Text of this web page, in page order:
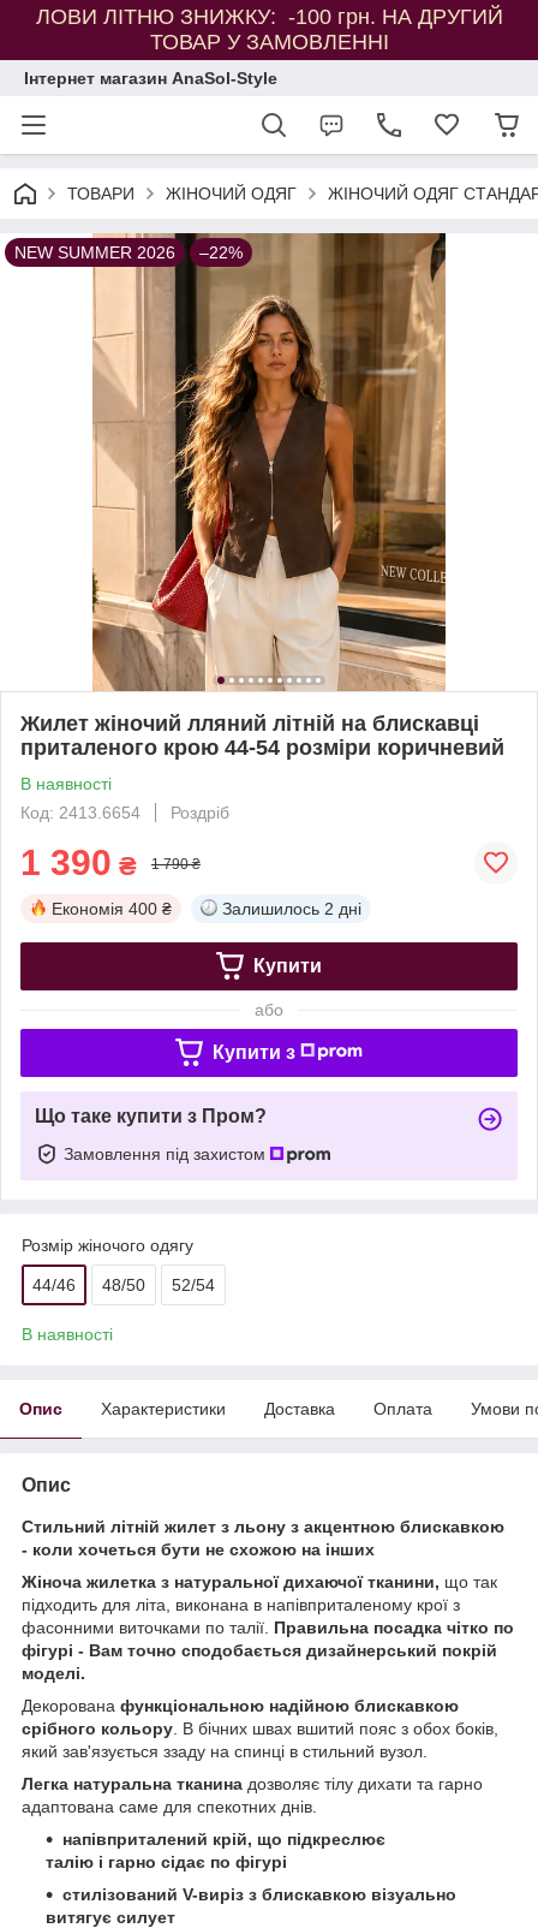
ЛОВИ ЛІТНЮ ЗНИЖКУ: -100 грн. НА ДРУГИЙ
ТОВАР У ЗАМОВЛЕННІ
Інтернет магазин AnaSol-Style
ТОВАРИ ЖІНОЧИЙ ОДЯГ ЖІНОЧИЙ ОДЯГ
NEW SUMMER 2026 –22%
Жилет жіночий лляний літній на блискавці
приталеного крою 44-54 розміри коричневий
В наявності
Код: 2413.6654
Роздріб
1 390 ₴ 1 790 ₴
Економія 400 ₴ Залишилось 2 дні
Купити
або
Купити з
Що таке купити з Пром?
Замовлення під захистом
Розмір жіночого одягу
44/46 48/50 52/54
В наявності
Опис Характеристики Доставка Оплата Умови
Опис
Стильний літній жилет з льону з акцентною блискавкою
- коли хочеться бути не схожою на інших
Жіноча жилетка з натуральної дихаючої тканини, що так
підходить для літа, виконана в напівприталеному крої з
фасонними виточками по талії. Правильна посадка чітко по
фігурі - Вам точно сподобається дизайнерський покрій
моделі.
Декорована функціональною надійною блискавкою
срібного кольору . В бічних швах вшитий пояс з обох боків,
який зав'язується ззаду на спинці в стильний вузол.
Легка натуральна тканина дозволяє тілу дихати та гарно
адаптована саме для спекотних днів.
напівприталений крій, що підкреслює
талію і гарно сідає по фігурі
стилізований V-виріз з блискавкою візуально
витягує силует